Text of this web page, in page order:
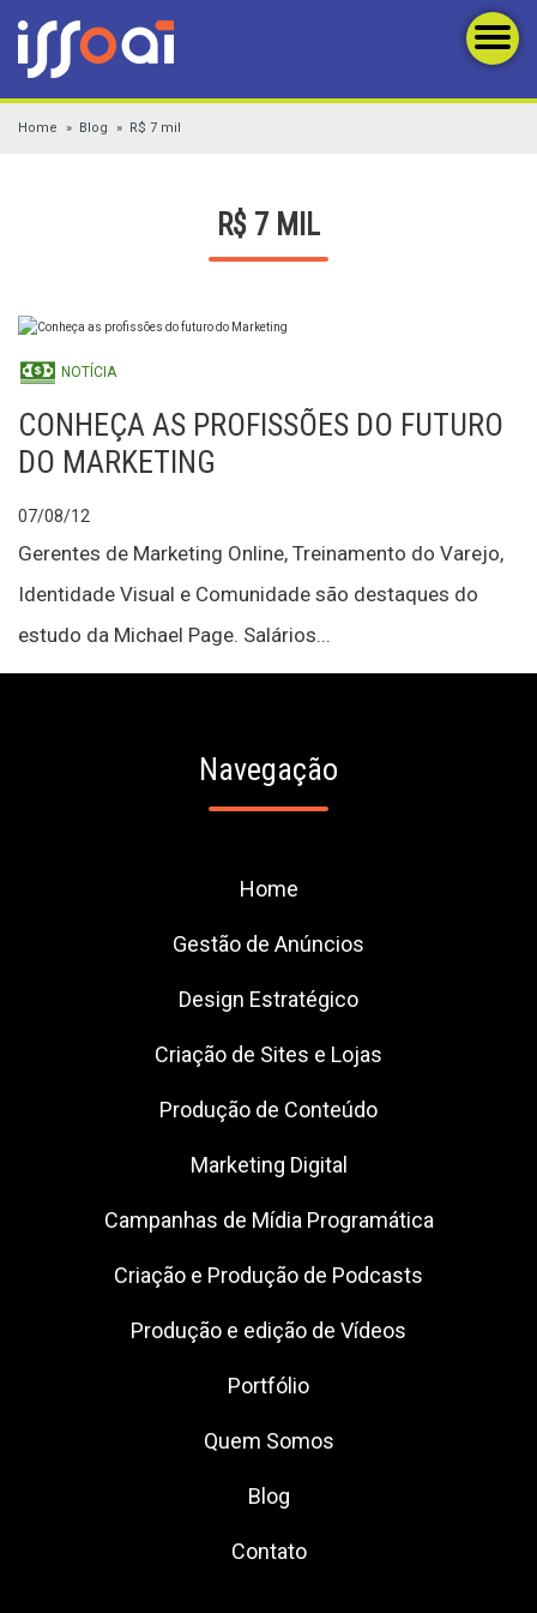
Home Blog R$ 7 mil
R$ 7 MIL
NOTÍCIA
CONHEÇA AS PROFISSÕES DO FUTURO
DO MARKETING
07/08/12
Gerentes de Marketing Online, Treinamento do Varejo,
Identidade Visual e Comunidade são destaques do
estudo da Michael Page. Salários...
Navegação
Home
Gestão de Anúncios
Design Estratégico
Criação de Sites e Lojas
Produção de Conteúdo
Marketing Digital
Campanhas de Mídia Programática
Criação e Produção de Podcasts
Produção e edição de Vídeos
Portfólio
Quem Somos
Blog
Contato